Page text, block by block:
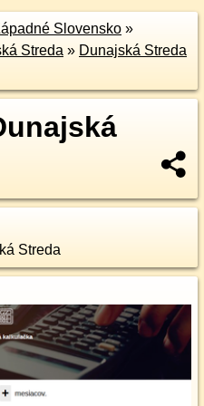
Slovensko »
Streda » Dunajská Streda
Streda